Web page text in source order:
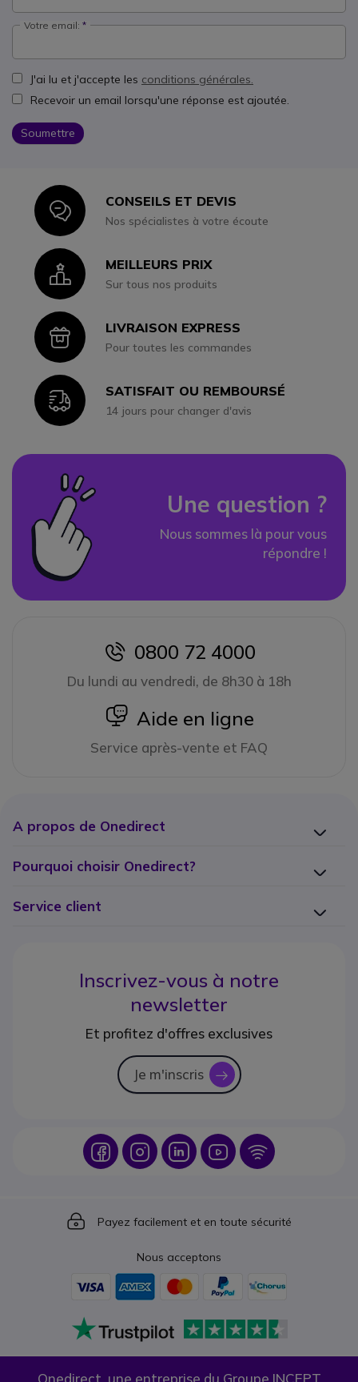
Votre email:
J'ai lu et j'accepte les conditions générales.
Recevoir un email lorsqu'une réponse est ajoutée.
Soumettre
IconCONSEILS ET DEVIS
Nos spécialistes à votre écoute
IconMEILLEURS PRIX
Sur tous nos produits
IconLIVRAISON EXPRESS
Pour toutes les commandes
IconSATISFAIT OU REMBOURSÉ
14 jours pour changer d'avis
Une question ?
Nous sommes là pour vous
répondre !
icon
0800 72 4000
Du lundi au vendredi, de 8h30 à 18h
icon
Aide en ligne
Service après-vente et FAQ
A propos de Onedirect
Pourquoi choisir Onedirect?
Service client
Inscrivez-vous à notre
newsletter
Et profitez d'offres exclusives
Je m'inscris icon
Icon IconIcon Icon Icon
Icon
Payez facilement et en toute sécurité
Nous acceptons
Onedirect, une entreprise du Groupe INCEPT